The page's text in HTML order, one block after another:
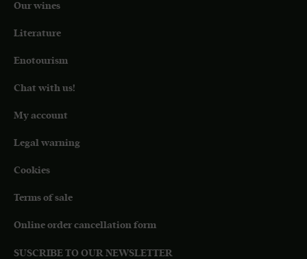
Our wines
Literature
Enotourism
Chat with us!
My account
Legal warning
Cookies
Terms of sale
Online order cancellation form
SUSCRIBE TO OUR NEWSLETTER